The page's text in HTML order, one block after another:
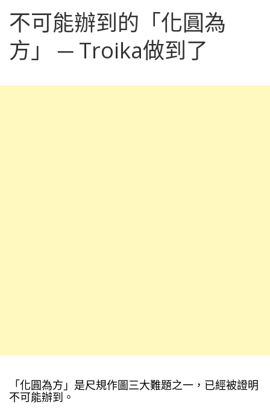
不可能辦到的「化圓為
方」 ─ Troika做到了
「化圓為方」是尺規作圖三大難題之一，已經被證明
不可能辦到。